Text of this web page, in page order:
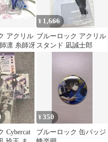
アクリル
凛 糸師冴
¥ 1,666
ブルーロック アクリル
スタンド 凪誠士郎
Cybercat
¥350
ブルーロック 缶バッジ